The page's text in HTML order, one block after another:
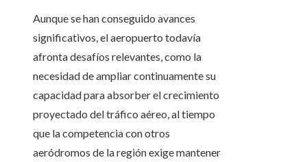
Aunque se han conseguido avances
significativos, el aeropuerto todavía
afronta desafíos relevantes, como la
necesidad de ampliar continuamente su
capacidad para absorber el crecimiento
proyectado del tráfico aéreo, al tiempo
que la competencia con otros
aeródromos de la región exige mantener